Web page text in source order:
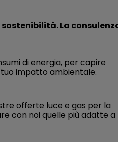
La
di energia, per capire
impatto ambientale.
offerte luce e gas per la
con noi quelle più adatte a